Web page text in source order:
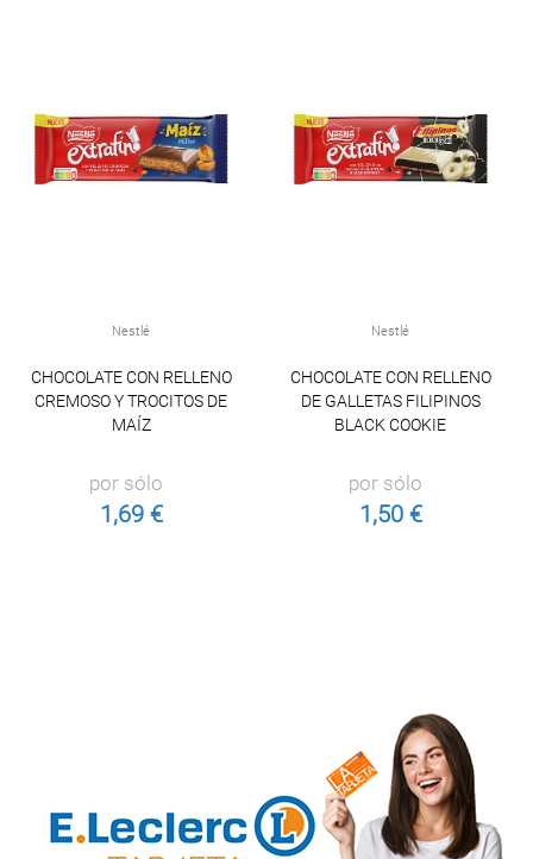
Nestlé
CHOCOLATE CON RELLENO
CREMOSO Y TROCITOS DE
MAÍZ
por sólo
1,69 €
Nestlé
CHOCOLATE CON RELLENO
DE GALLETAS FILIPINOS
BLACK COOKIE
por sólo
1,50 €